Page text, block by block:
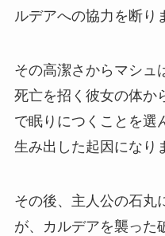
ルデアへの協力を断り
その高潔さからマシュ
死亡を招く彼女の体か
で眠りにつくことを選
生み出した起因になり
その後、主人公の石丸
が、カルデアを襲った